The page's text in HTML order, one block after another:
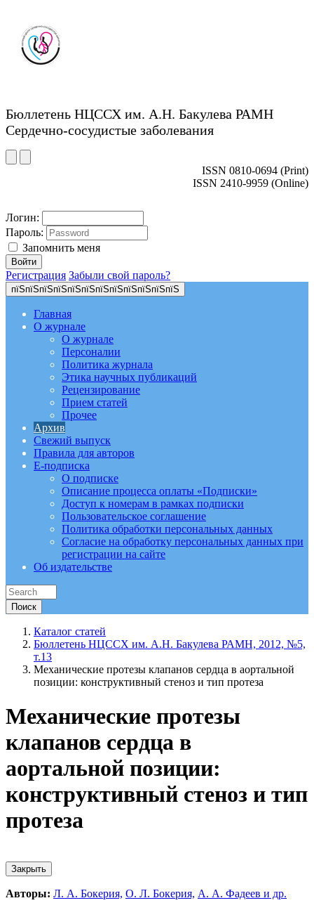
Бюллетень НЦССХ им. А.Н. Бакулева РАМН
Сердечно-сосудистые заболевания
ISSN 0810-0694 (Print)
ISSN 2410-9959 (Online)
Логин:
Пароль:
Запомнить меня
Регистрация Забыли свой пароль?
пїЅпїЅпїЅпїЅпїЅпїЅпїЅпїЅпїЅпїЅпїЅпїЅ
Главная
О журнале
О журнале
Персоналии
Политика журнала
Этика научных публикаций
Рецензирование
Прием статей
Прочее
Архив
Свежий выпуск
Правила для авторов
E-подписка
О подписке
Описание процесса оплаты «Подписки»
Доступ к номерам в рамках подписки
Пользовательское соглашение
Политика обработки персональных данных
Согласие на обработку персональных данных при
регистрации на сайте
Об издательстве
Каталог статей
Бюллетень НЦССХ им. А.Н. Бакулева РАМН, 2012, №5,
т.13
Механические протезы клапанов сердца в аортальной
позиции: конструктивный стеноз и тип протеза
Механические протезы
клапанов сердца в
аортальной позиции:
конструктивный стеноз и тип
протеза
Закрыть
Авторы: Л. А. Бокерия, О. Л. Бокерия, А. А. Фадеев и др.